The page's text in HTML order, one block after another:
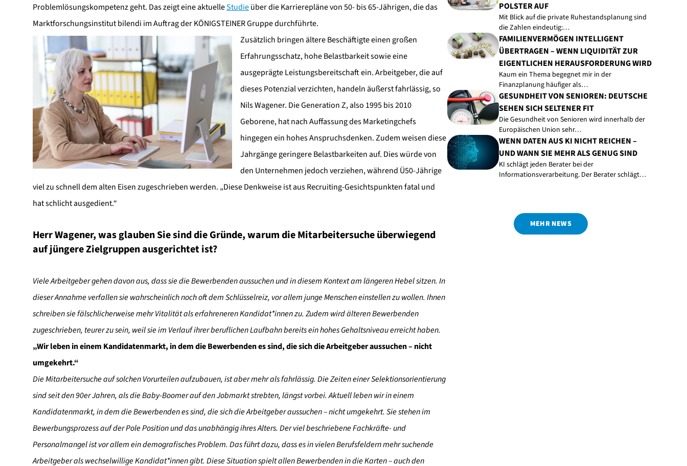
Problemlösungskompetenz geht. Das zeigt eine aktuelleStudieüber die Karrierepläne von 50- bis 65-Jährigen, die das
Marktforschungsinstitut bilendi im Auftrag der KÖNIGSTEINER Gruppe durchführte.
Zusätzlich bringen ältere Beschäftigte einen großen
Erfahrungsschatz, hohe Belastbarkeit sowie eine
ausgeprägte Leistungsbereitschaft ein. Arbeitgeber, die auf
dieses Potenzial verzichten, handeln äußerst fahrlässig, so
Nils Wagener. Die Generation Z, also 1995 bis 2010
Geborene, hat nach Auffassung des Marketingchefs
hingegen ein hohes Anspruchsdenken. Zudem weisen diese
Jahrgänge geringere Belastbarkeiten auf. Dies würde von
den Unternehmen jedoch verziehen, während Ü50-Jährige
viel zu schnell dem alten Eisen zugeschrieben werden. „Diese Denkweise ist aus Recruiting-Gesichtspunkten fatal und
hat schlicht ausgedient.“
Herr Wagener, was glauben Sie sind die Gründe, warum die Mitarbeitersuche überwiegend
auf jüngere Zielgruppen ausgerichtet ist?
Viele Arbeitgeber gehen davon aus, dass sie die Bewerbenden aussuchen und in diesem Kontext am längeren Hebel sitzen. In
dieser Annahme verfallen sie wahrscheinlich noch oft dem Schlüsselreiz, vor allem junge Menschen einstellen zu wollen. Ihnen
schreiben sie fälschlicherweise mehr Vitalität als erfahreneren Kandidat*innen zu. Zudem wird älteren Bewerbenden
zugeschrieben, teurer zu sein, weil sie im Verlauf ihrer beruflichen Laufbahn bereits ein hohes Gehaltsniveau erreicht haben.
„Wir leben in einem Kandidatenmarkt, in dem die Bewerbenden es sind, die sich die Arbeitgeber aussuchen – nicht
umgekehrt.“
Die Mitarbeitersuche auf solchen Vorurteilen aufzubauen, ist aber mehr als fahrlässig. Die Zeiten einer Selektionsorientierung
sind seit den 90er Jahren, als die Baby-Boomer auf den Jobmarkt strebten, längst vorbei. Aktuell leben wir in einem
Kandidatenmarkt, in dem die Bewerbenden es sind, die sich die Arbeitgeber aussuchen – nicht umgekehrt. Sie stehen im
Bewerbungsprozess auf der Pole Position und das unabhängig ihres Alters. Der viel beschriebene Fachkräfte- und
Personalmangel ist vor allem ein demografisches Problem. Das führt dazu, dass es in vielen Berufsfeldern mehr suchende
Arbeitgeber als wechselwillige Kandidat*innen gibt. Diese Situation spielt allen Bewerbenden in die Karten – auch den
POLSTER AUF
Mit Blick auf die private Ruhestandsplanung sind
die Zahlen eindeutig:…
FAMILIENVERMÖGEN INTELLIGENT
ÜBERTRAGEN – WENN LIQUIDITÄT ZUR
EIGENTLICHEN HERAUSFORDERUNG WIRD
Kaum ein Thema begegnet mir in der
Finanzplanung häufiger als…
GESUNDHEIT VON SENIOREN: DEUTSCHE
SEHEN SICH SELTENER FIT
Die Gesundheit von Senioren wird innerhalb der
Europäischen Union sehr…
WENN DATEN AUS KI NICHT REICHEN –
UND WANN SIE MEHR ALS GENUG SIND
KI schlägt jeden Berater bei der
Informationsverarbeitung. Der Berater schlägt…
MEHR NEWS